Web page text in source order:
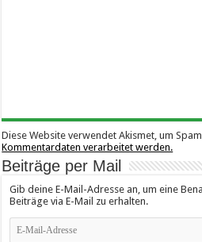
Diese Website verwendet Akismet, um
Kommentardaten verarbeitet werden.
Beiträge per Mail
Gib deine E-Mail-Adresse an, um eine
Beiträge via E-Mail zu erhalten.
E-
Mail-